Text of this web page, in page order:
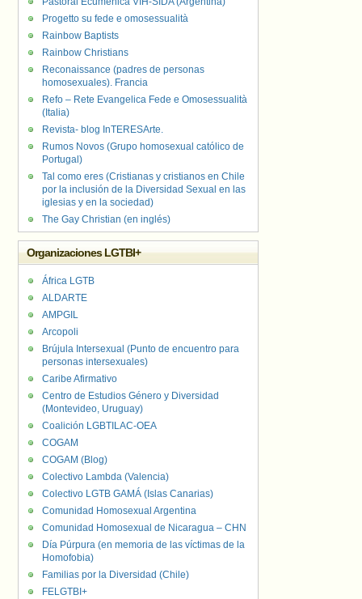
Progetto su fede e omosessualità
Rainbow Baptists
Rainbow Christians
Reconaissance (padres de personas
homosexuales). Francia
Refo – Rete Evangelica Fede e Omosessualità
(Italia)
Revista- blog InTERESArte.
Rumos Novos (Grupo homosexual católico de
Portugal)
Tal como eres (Cristianas y cristianos en Chile
por la inclusión de la Diversidad Sexual en las
iglesias y en la sociedad)
The Gay Christian (en inglés)
Organizaciones LGTBI+
África LGTB
ALDARTE
AMPGIL
Arcopoli
Brújula Intersexual (Punto de encuentro para
personas intersexuales)
Caribe Afirmativo
Centro de Estudios Género y Diversidad
(Montevideo, Uruguay)
Coalición LGBTILAC-OEA
COGAM
COGAM (Blog)
Colectivo Lambda (Valencia)
Colectivo LGTB GAMÁ (Islas Canarias)
Comunidad Homosexual Argentina
Comunidad Homosexual de Nicaragua – CHN
Día Púrpura (en memoria de las víctimas de la
Homofobia)
Familias por la Diversidad (Chile)
FELGTBI+